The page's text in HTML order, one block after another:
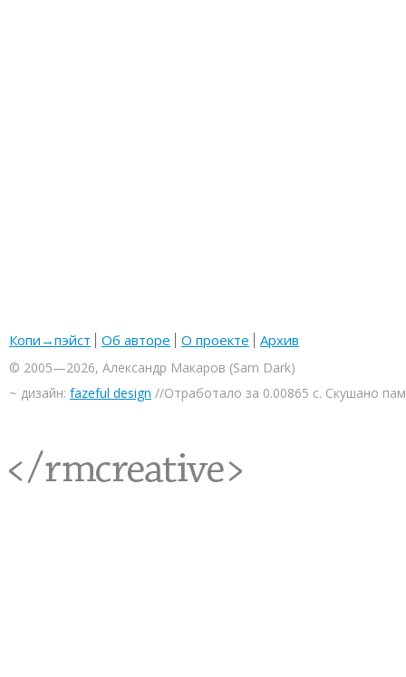
Копи→пэйст Об авторе О проекте Архив
© 2005—2026, Александр Макаров (Sam Dark)
~ дизайн: fazeful design //Отработало за 0.00865 с. Скушано
<rmcreative/>